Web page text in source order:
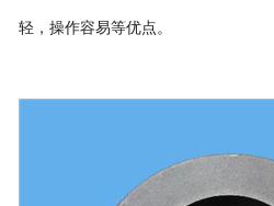
轻，操作容易等优点。